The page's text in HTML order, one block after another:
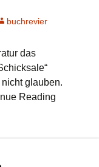
buchrevier
das
glauben.
Reading